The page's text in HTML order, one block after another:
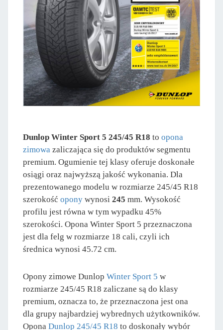
Dunlop Winter Sport 5 245/45 R18 to opona
zimowa zaliczająca się do produktów segmentu
premium. Ogumienie tej klasy oferuje doskonałe
osiągi oraz najwyższą jakość wykonania. Dla
prezentowanego modelu w rozmiarze 245/45 R18
szerokość opony wynosi 245 mm. Wysokość
profilu jest równa w tym wypadku 45%
szerokości. Opona Winter Sport 5 przeznaczona
jest dla felg w rozmiarze 18 cali, czyli ich
średnica wynosi 45.72 cm.
Opony zimowe Dunlop Winter Sport 5 w
rozmiarze 245/45 R18 zaliczane są do klasy
premium, oznacza to, że przeznaczona jest ona
dla grupy najbardziej wybrednych użytkowników.
Opona Dunlop 245/45 R18 to doskonały wybór